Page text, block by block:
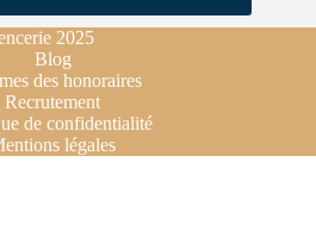
2025
Blog
des honoraires
Recrutement
de confidentialité
légales